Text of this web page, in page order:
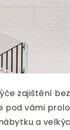
zajištění
vámi
a